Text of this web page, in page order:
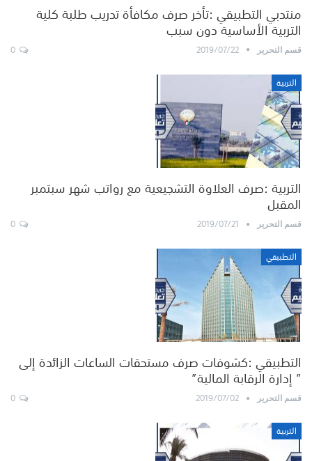
منتدبي التطبيقي :تأخر صرف مكافأة تدريب طلبة كلية
التربية الأساسية دون سبب
قسم التحرير 2019/07/22
التربية
التربية :صرف العلاوة التشجيعية مع رواتب شهر سبتمبر
المقبل
قسم التحرير 2019/07/21
التطبيقي
التطبيقي :كشوفات صرف مستحقات الساعات الزائدة إلى
” إدارة الرقابة المالية”
قسم التحرير 2019/07/02
التربية